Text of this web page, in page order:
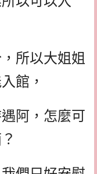
所以大姐姐
館，
阿，怎麼可